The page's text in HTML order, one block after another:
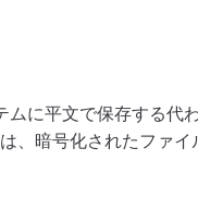
に平文で保存する代
、暗号化されたファイ